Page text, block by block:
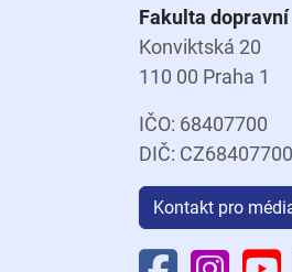
Fakulta dopravní
Konviktská 20
110 00 Praha 1
IČO: 68407700
DIČ: CZ68407700
Kontakt pro
Facebook